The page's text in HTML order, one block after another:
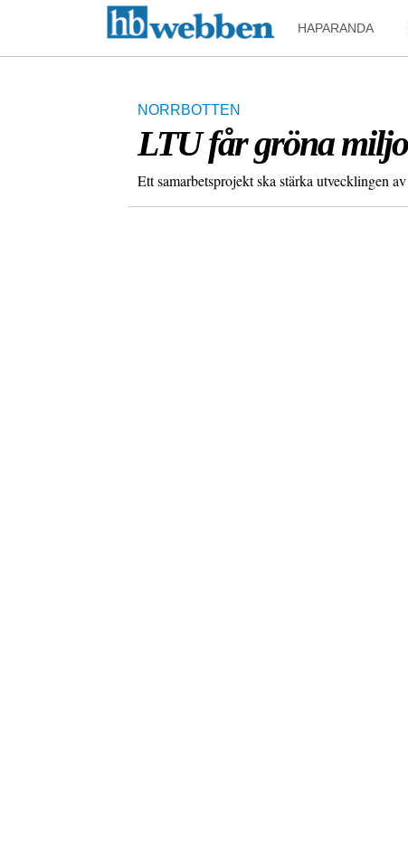
HAPARANDA
NORRBOTTEN
LTU får gröna
Ett samarbetsprojekt ska stärka utvecklingen